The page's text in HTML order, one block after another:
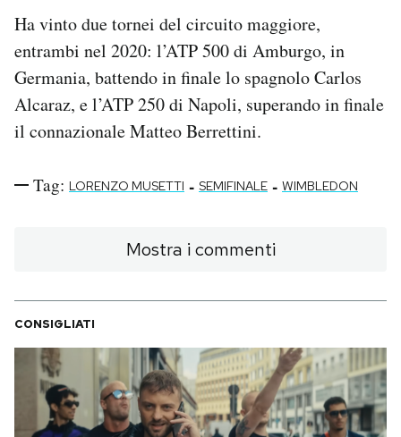
Ha vinto due tornei del circuito maggiore,
entrambi nel 2020: l’ATP 500 di Amburgo, in
Germania, battendo in finale lo spagnolo Carlos
Alcaraz, e l’ATP 250 di Napoli, superando in finale
il connazionale Matteo Berrettini.
Tag: LORENZO MUSETTI - SEMIFINALE - WIMBLEDON
Mostra i commenti
CONSIGLIATI